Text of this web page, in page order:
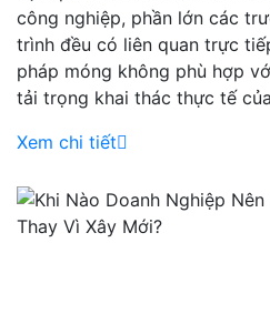
công nghiệp, phần lớn các
trình đều có liên quan trực
pháp móng không phù hợp
tải trọng khai thác thực tế
Xem chi tiết